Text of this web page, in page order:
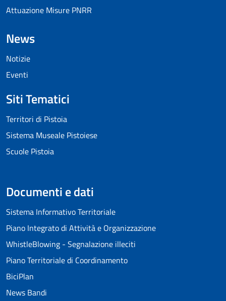
Attuazione Misure PNRR
News
Notizie
Eventi
Siti Tematici
Territori di Pistoia
Sistema Museale Pistoiese
Scuole Pistoia
Documenti e dati
Sistema Informativo Territoriale
Piano Integrato di Attività e Organizzazione
WhistleBlowing - Segnalazione illeciti
Piano Territoriale di Coordinamento
BiciPlan
News Bandi